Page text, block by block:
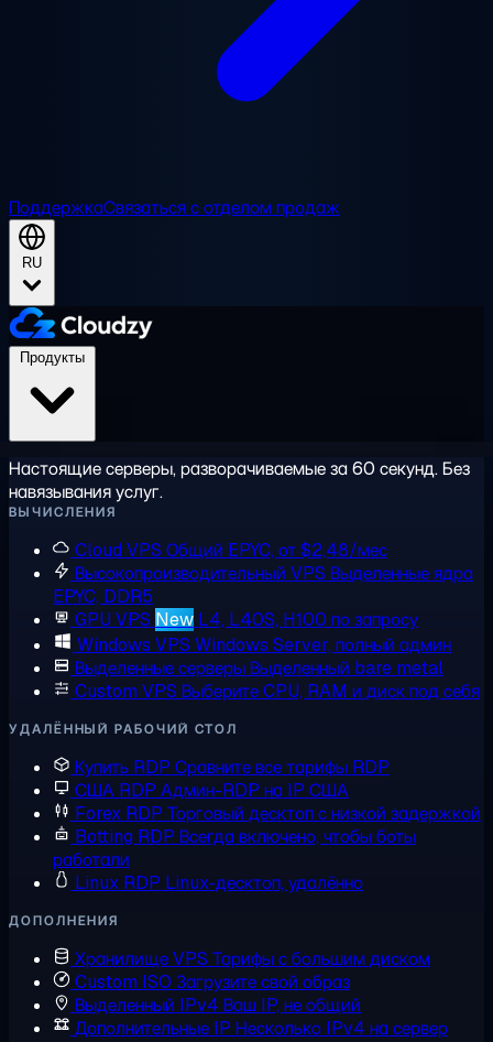
ПоддержкаСвязаться с отделом продаж
RU
Настоящие серверы, разворачиваемые за 60 секунд. Без
навязывания услуг.
ВЫЧИСЛЕНИЯ
Cloud VPS Общий EPYC, от $2,48/мес
Высокопроизводительный VPS Выделенные ядра
EPYC, DDR5
GPU VPS New L4, L40S, H100 по запросу
Windows VPS Windows Server, полный админ
Выделенные серверыВыделенный bare metal
Custom VPS Выберите CPU, RAM и диск под себя
УДАЛЁННЫЙ РАБОЧИЙ СТОЛ
Купить RDP Сравните все тарифы RDP
США RDP Админ-RDP на IP США
Forex RDP Торговый десктоп с низкой задержкой
Botting RDP Всегда включено, чтобы боты
работали
Linux RDP Linux-десктоп, удалённо
ДОПОЛНЕНИЯ
Хранилище VPS Тарифы с большим диском
Custom ISO Загрузите свой образ
Выделенный IPv4 Ваш IP, не общий
Дополнительные IP Несколько IPv4 на сервер